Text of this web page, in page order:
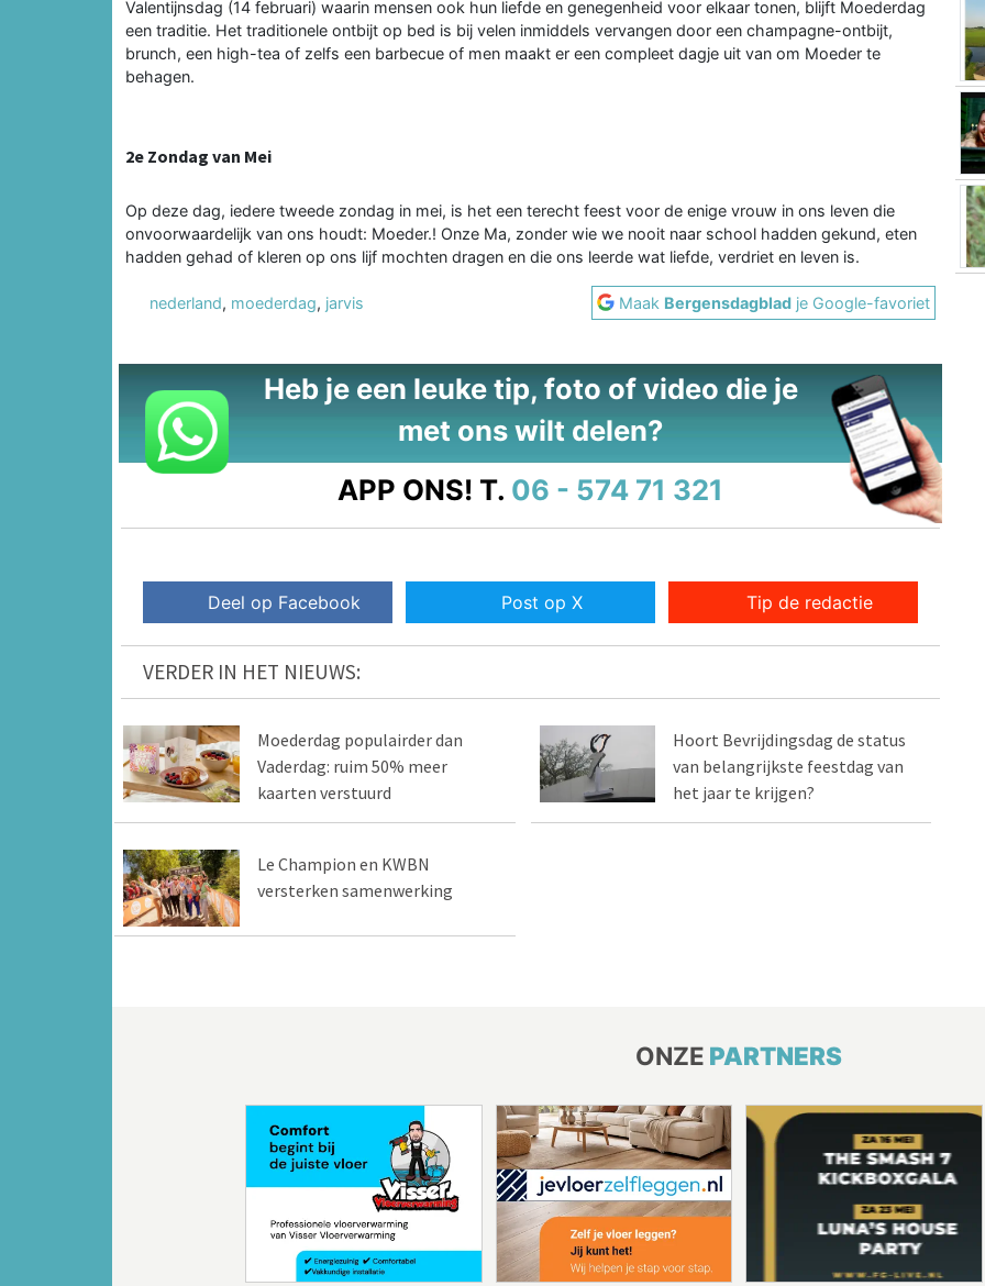
Valentijnsdag (14 februari) waarin mensen ook hun liefde en genegenheid voor elkaar tonen, blijft Moederdag
een traditie. Het traditionele ontbijt op bed is bij velen inmiddels vervangen door een champagne-ontbijt,
brunch, een high-tea of zelfs een barbecue of men maakt er een compleet dagje uit van om Moeder te
behagen.
2e Zondag van Mei
Op deze dag, iedere tweede zondag in mei, is het een terecht feest voor de enige vrouw in ons leven die
onvoorwaardelijk van ons houdt: Moeder.! Onze Ma, zonder wie we nooit naar school hadden gekund, eten
hadden gehad of kleren op ons lijf mochten dragen en die ons leerde wat liefde, verdriet en leven is.
nederland, moederdag, jarvis Maak Bergensdagblad je Google-favoriet
Heb je een leuke tip, foto of video die je
met ons wilt delen?
APP ONS! T. 06 - 574 71 321
Deel op Facebook Post op X Tip de redactie
VERDER IN HET NIEUWS:
Moederdag populairder dan
Vaderdag: ruim 50% meer
kaarten verstuurd
Hoort Bevrijdingsdag de status
van belangrijkste feestdag van
het jaar te krijgen?
Le Champion en KWBN
versterken samenwerking
ONZE PARTNERS